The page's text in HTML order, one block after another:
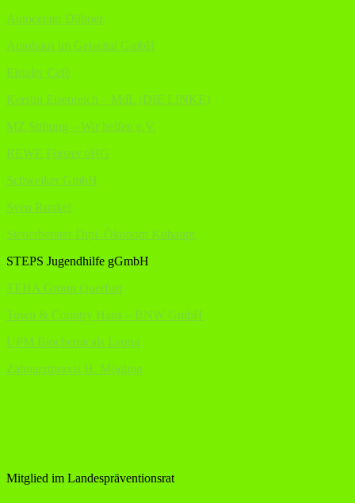
Autocenter Dübner,
Autohaus im Geiseltal GmbH
Eistaler Cafè
Kerstin Eisenreich – MdL (DIE LINKE)
MZ Stiftung – Wir helfen e.V.
REWE Förster oHG
Schweiker GmbH
Sven Runkel
Steuerberater Dipl. Ökonom Kuhaupt,
STEPS Jugendhilfe gGmbH
TEHA Group Querfurt
Town & Country Haus – BNW GmbH
UPM Biochemicals Leuna
Zahnarztpraxis H. Mögling
Mitglied im Landespräventionsrat